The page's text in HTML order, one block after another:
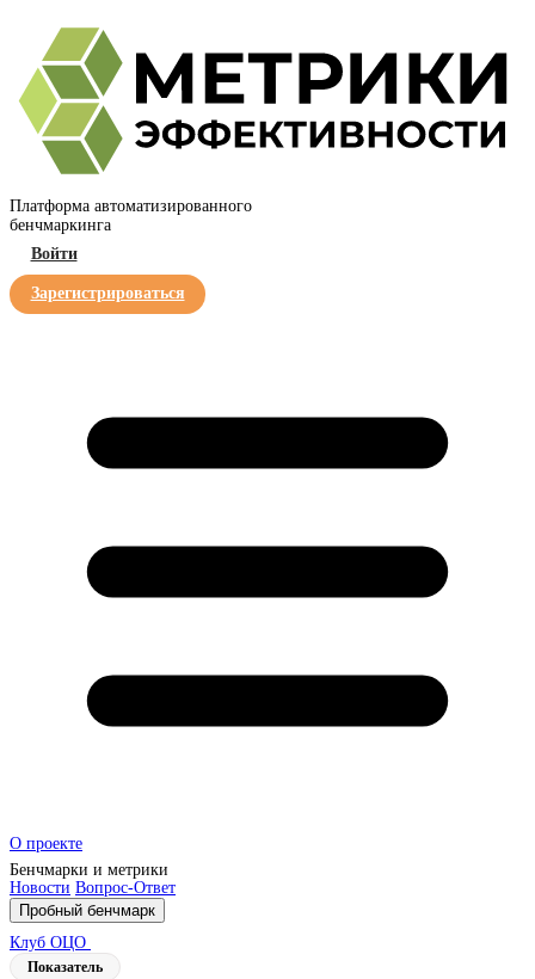
Платформа автоматизированного
бенчмаркинга
Войти
Зарегистрироваться
О проекте
Бенчмарки и метрики
Новости Вопрос-Ответ
Пробный бенчмарк
Клуб ОЦО
Показатель